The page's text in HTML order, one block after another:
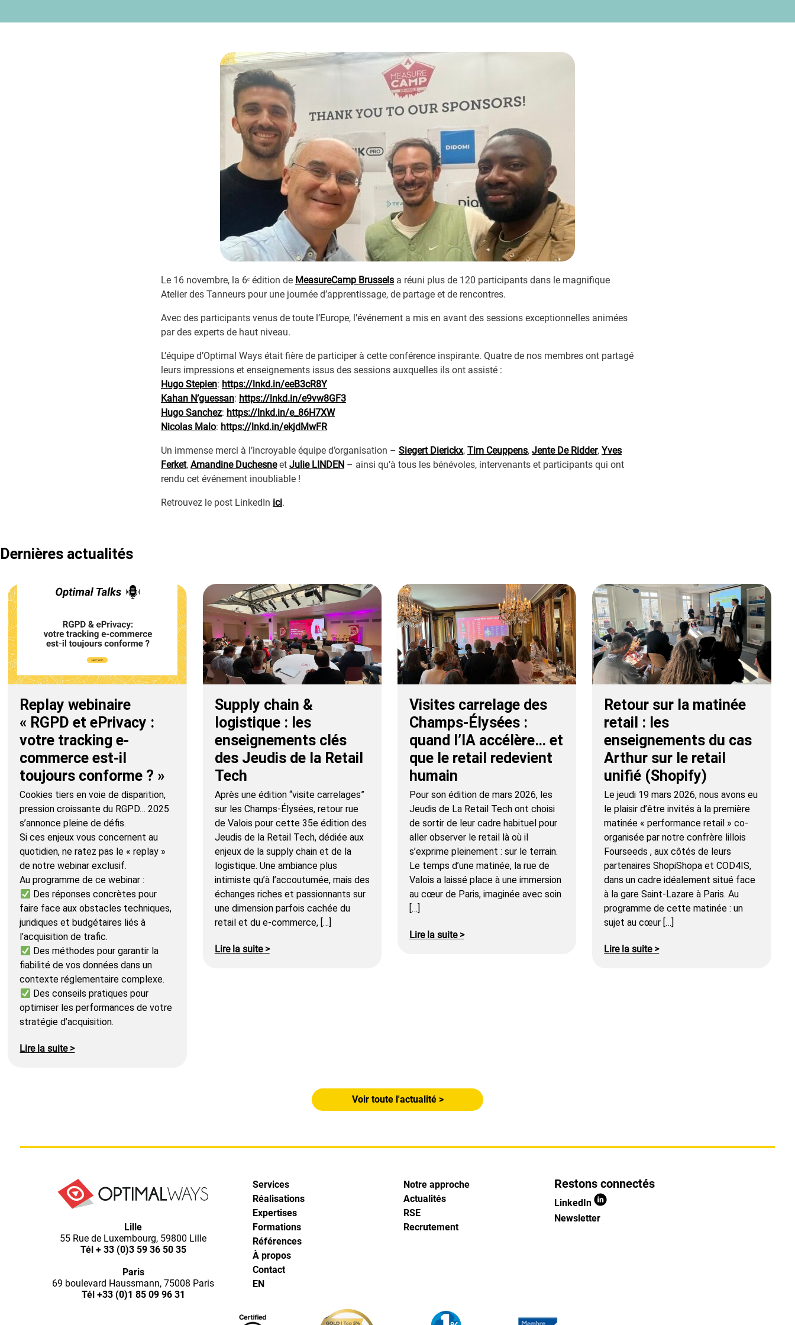
Le 16 novembre, la 6ᵉ édition de MeasureCamp Brussels a réuni plus de 120 participants dans le magnifique
Atelier des Tanneurs pour une journée d’apprentissage, de partage et de rencontres.
Avec des participants venus de toute l’Europe, l’événement a mis en avant des sessions exceptionnelles animées
par des experts de haut niveau.
L’équipe d’Optimal Ways était fière de participer à cette conférence inspirante. Quatre de nos membres ont partagé
leurs impressions et enseignements issus des sessions auxquelles ils ont assisté :
Hugo Stepien: https://lnkd.in/eeB3cR8Y
Kahan N’guessan: https://lnkd.in/e9vw8GF3
Hugo Sanchez: https://lnkd.in/e_86H7XW
Nicolas Malo: https://lnkd.in/ekjdMwFR
Un immense merci à l’incroyable équipe d’organisation – Siegert Dierickx, Tim Ceuppens, Jente De Ridder, Yves
Ferket, Amandine Duchesneet Julie LINDEN – ainsi qu’à tous les bénévoles, intervenants et participants qui ont
rendu cet événement inoubliable !
Retrouvez le post LinkedIn ici.
Dernières actualités
Replay webinaire
« RGPD et ePrivacy :
votre tracking e-
commerce est-il
toujours conforme ? »
Cookies tiers en voie de disparition,
pression croissante du RGPD… 2025
s’annonce pleine de défis.
Si ces enjeux vous concernent au
quotidien, ne ratez pas le « replay »
de notre webinar exclusif.
Au programme de ce webinar :
Des réponses concrètes pour
faire face aux obstacles techniques,
juridiques et budgétaires liés à
l’acquisition de trafic.
Des méthodes pour garantir la
fiabilité de vos données dans un
contexte réglementaire complexe.
Des conseils pratiques pour
optimiser les performances de votre
stratégie d’acquisition.
Lire la suite >
Supply chain &
logistique : les
enseignements clés
des Jeudis de la Retail
Tech
Après une édition “visite carrelages”
sur les Champs-Élysées, retour rue
de Valois pour cette 35e édition des
Jeudis de la Retail Tech, dédiée aux
enjeux de la supply chain et de la
logistique. Une ambiance plus
intimiste qu’à l’accoutumée, mais des
échanges riches et passionnants sur
une dimension parfois cachée du
retail et du e-commerce, […]
Lire la suite >
Visites carrelage des
Champs-Élysées :
quand l’IA accélère… et
que le retail redevient
humain
Pour son édition de mars 2026, les
Jeudis de La Retail Tech ont choisi
de sortir de leur cadre habituel pour
aller observer le retail là où il
s’exprime pleinement : sur le terrain.
Le temps d’une matinée, la rue de
Valois a laissé place à une immersion
au cœur de Paris, imaginée avec soin
[…]
Lire la suite >
Retour sur la matinée
retail : les
enseignements du cas
Arthur sur le retail
unifié (Shopify)
Le jeudi 19 mars 2026, nous avons eu
le plaisir d’être invités à la première
matinée « performance retail » co-
organisée par notre confrère lillois
Fourseeds , aux côtés de leurs
partenaires ShopiShopa et COD4IS,
dans un cadre idéalement situé face
à la gare Saint-Lazare à Paris. Au
programme de cette matinée : un
sujet au cœur […]
Lire la suite >
Voir toute l'actualité >
Optimal
Ways,
l'agence
Lille
55 Rue de Luxembourg, 59800 Lille
Tél + 33 (0)3 59 36 50 35
Paris
69 boulevard Haussmann, 75008 Paris
Tél +33 (0)1 85 09 96 31
Services
Réalisations
Expertises
Formations
Références
À propos
Contact
EN
Notre approche
Actualités
RSE
Recrutement
Restons connectés
LinkedIn
Newsletter